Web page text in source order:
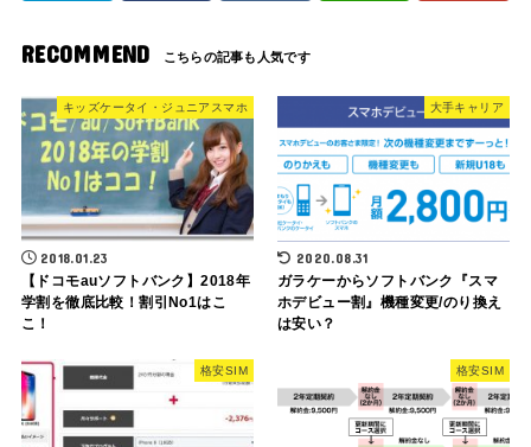
RECOMMEND
キッズケータイ・ジュニアスマホ
2018.01.23
【ドコモauソフトバンク】2018年
学割を徹底比較！割引No1はこ
こ！
大手キャリア
2020.08.31
ガラケーからソフトバンク『スマ
ホデビュー割』機種変更/のり換え
は安い？
格安SIM 格安SIM